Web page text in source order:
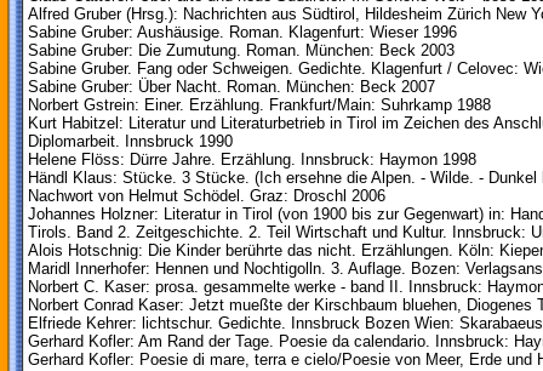
Alfred Gruber (Hrsg.): Nachrichten aus Südtirol, Hildesheim Zürich New
Sabine Gruber: Aushäusige. Roman. Klagenfurt: Wieser 1996
Sabine Gruber: Die Zumutung. Roman. München: Beck 2003
Sabine Gruber. Fang oder Schweigen. Gedichte. Klagenfurt / Celovec:
Sabine Gruber: Über Nacht. Roman. München: Beck 2007
Norbert Gstrein: Einer. Erzählung. Frankfurt/Main: Suhrkamp 1988
Kurt Habitzel: Literatur und Literaturbetrieb in Tirol im Zeichen des
Diplomarbeit. Innsbruck 1990
Helene Flöss: Dürre Jahre. Erzählung. Innsbruck: Haymon 1998
Händl Klaus: Stücke. 3 Stücke. (Ich ersehne die Alpen. - Wilde. -
Nachwort von Helmut Schödel. Graz: Droschl 2006
Johannes Holzner: Literatur in Tirol (von 1900 bis zur Gegenwart) in:
Tirols. Band 2. Zeitgeschichte. 2. Teil Wirtschaft und Kultur. Innsbruck:
Alois Hotschnig: Die Kinder berührte das nicht. Erzählungen. Köln:
Maridl Innerhofer: Hennen und Nochtigolln. 3. Auflage. Bozen:
Norbert C. Kaser: prosa. gesammelte werke - band II. Innsbruck:
Norbert Conrad Kaser: Jetzt mueßte der Kirschbaum bluehen, Diogenes
Elfriede Kehrer: lichtschur. Gedichte. Innsbruck Bozen Wien:
Gerhard Kofler: Am Rand der Tage. Poesie da calendario. Innsbruck:
Gerhard Kofler: Poesie di mare, terra e cielo/Poesie von Meer, Erde und